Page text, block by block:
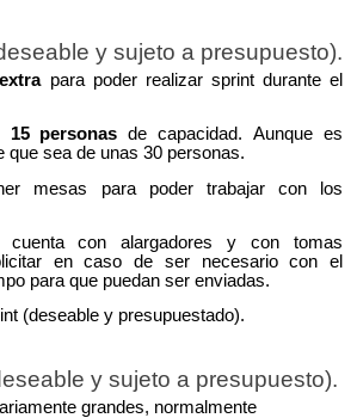
y sujeto a presupuesto).
para poder realizar sprint durante el
15 personas de capacidad. Aunque es
que sea de unas 30 personas.
mesas para poder trabajar con los
cuenta conalargadores y con tomas
en caso de ser necesario con el
para que puedan ser enviadas.
(deseable y presupuestado).
y sujeto a presupuesto).
grandes, normalmente